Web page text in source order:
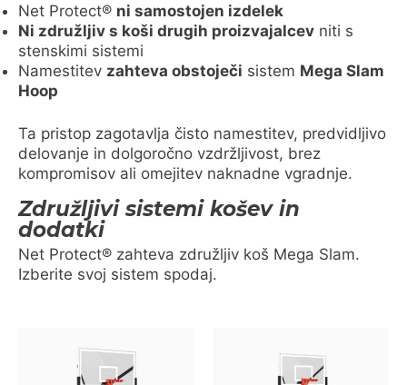
Net Protect® ni samostojen izdelek
Ni združljiv s koši drugih proizvajalcev niti s
stenskimi sistemi
Namestitev zahteva obstoječi sistem Mega Slam
Hoop
Ta pristop zagotavlja čisto namestitev, predvidljivo
delovanje in dolgoročno vzdržljivost, brez
kompromisov ali omejitev naknadne vgradnje.
Združljivi sistemi košev in
dodatki
Net Protect® zahteva združljiv koš Mega Slam.
Izberite svoj sistem spodaj.